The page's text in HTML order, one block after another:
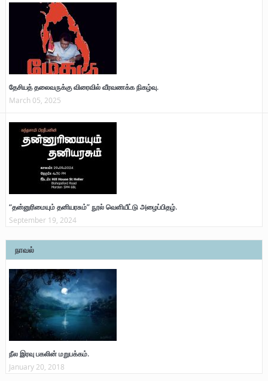
தேசியத் தலைவருக்கு விரைவில் வீரவணக்க நிகழ்வு.
March 05, 2025
“தன்னுரிமையும் தனியரசும்” நூல் வெளியீட்டு அழைப்பிதழ்.
September 19, 2024
நாவல்
நீல இரவு பகலின் மறுபக்கம்.
January 20, 2018